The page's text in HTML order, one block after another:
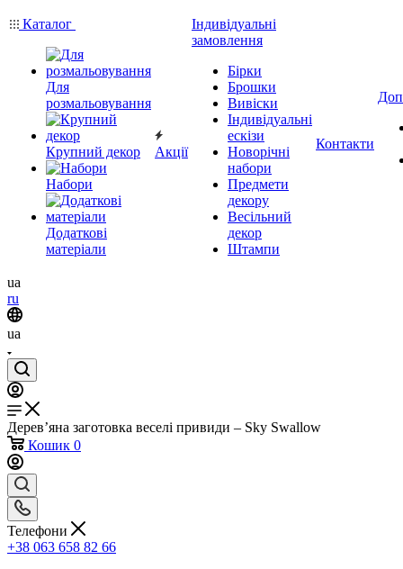
Каталог
Для
розмальовування
Крупний декор
Набори
Додаткові
матеріали
Акції
Індивідуальні
замовлення
Бірки
Брошки
Вивіски
Індивідуальні
ескізи
Новорічні
набори
Предмети
декору
Весільний
декор
Штампи
Контакти
ua
ru
ua
Дерев’яна заготовка веселі привиди – Sky Swallow
Кошик 0
Телефони
+38 063 658 82 66